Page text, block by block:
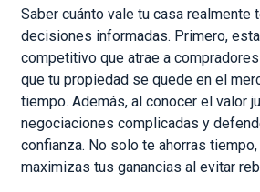
Saber cuánto vale tu casa realmente
decisiones informadas. Primero,
competitivo que atrae a
que tu propiedad se quede en el
tiempo. Además, al conocer el valor
negociaciones complicadas y
confianza. No solo te ahorras
maximizas tus ganancias al evitar